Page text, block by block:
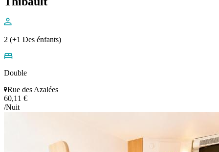
2 (+1 Des énfants)
Double
Rue des Azalées
60,11 €
/Nuit